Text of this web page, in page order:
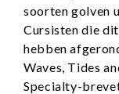
soorten golven
Cursisten die
hebben
Waves, Tides
Specialty-